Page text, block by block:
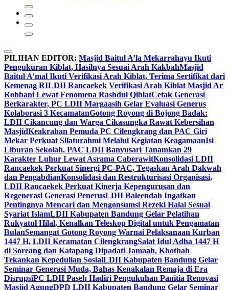
PILIHAN EDITOR: Masjid Baitul A’la Mekarrahayu Ikuti
Pengukuran Kiblat, Hasilnya Sesuai Arah KakbahMasjid
Baitul A’mal Ikuti Verifikasi Arah Kiblat, Terima Sertifikat dari
Kemenag RILDII Rancaekek Verifikasi Arah Kiblat Masjid Ar
Robbani Lewat Fenomena Rashdul QiblatCetak Generasi
Berkarakter, PC LDII Margaasih Gelar Evaluasi Generus
Kolaborasi 3 KecamatanGotong Royong di Bojong Badak:
LDII Cikancung dan Warga Cikasungka Rawat Kebersihan
MasjidKeakraban Pemuda PC Cilengkrang dan PAC Giri
Mekar Perkuat Silaturahmi Melalui Kegiatan KeagamaanIsi
Liburan Sekolah, PAC LDII Banyusari Tanamkan 29
Karakter Luhur Lewat Asrama CaberawitKonsolidasi LDII
Rancaekek Perkuat Sinergi PC-PAC, Tegaskan Arah Dakwah
dan PengabdianKonsolidasi dan Restrukturisasi Organisasi,
LDII Rancaekek Perkuat Kinerja Kepengurusan dan
Regenerasi Generasi PenerusLDII Baleendah Ingatkan
Pentingnya Mencari dan Mengonsumsi Rezeki Halal Sesuai
Syariat IslamLDII Kabupaten Bandung Gelar Pelatihan
Rukyatul Hilal, Kenalkan Teleskop Digital untuk Pengamatan
BulanSemangat Gotong Royong Warnai Pelaksanaan Kurban
1447 H. LDII Kecamatan CilengkrangSalat Idul Adha 1447 H
di Soreang dan Katapang Dipadati Jamaah, Khotbah
Tekankan Kepedulian SosialLDII Kabupaten Bandung Gelar
Seminar Generasi Muda, Bahas Kenakalan Remaja di Era
DisrupsiPC LDII Paseh Hadiri Pengukuhan Panitia Renovasi
Masjid AgungDPD LDII Kabupaten Bandung Gelar Seminar